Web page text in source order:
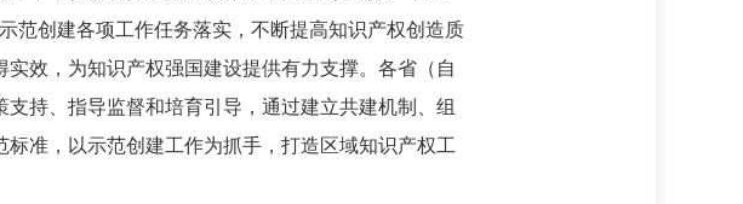
范创建各项工作任务落实，不断提高知识产权创造质
效，为知识产权强国建设提供有力支撑。各省（自
持、指导监督和培育引导，通过建立共建机制、组
准，以示范创建工作为抓手，打造区域知识产权工